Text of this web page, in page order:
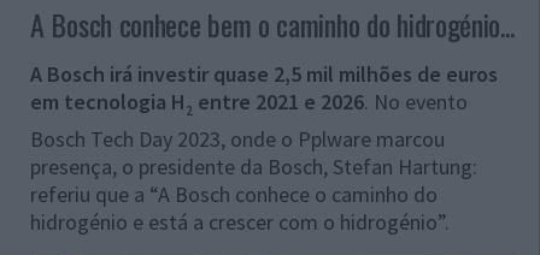
A Bosch conhece bem o caminho do hidrogénio...
A Bosch irá investir quase 2,5 mil milhões de euros
em tecnologia H 2 entre 2021 e 2026. No evento
Bosch Tech Day 2023, onde o Pplware marcou
presença, o presidente da Bosch, Stefan Hartung:
referiu que a “A Bosch conhece o caminho do
hidrogénio e está a crescer com o hidrogénio”.